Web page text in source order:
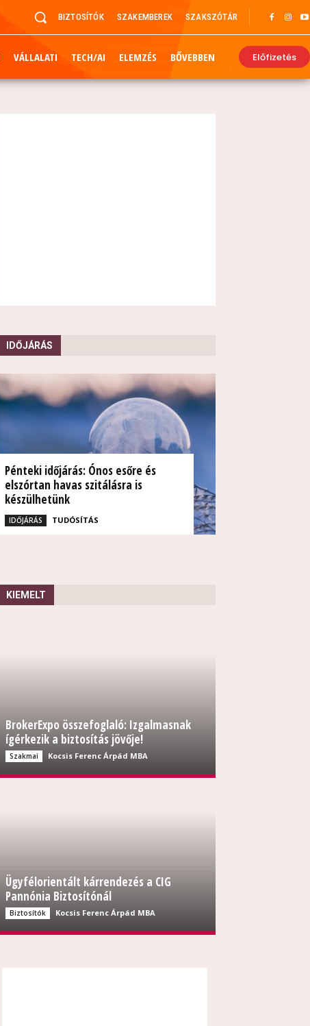
BIZTOSÍTÓK SZAKEMBEREK SZAKSZÓTÁR
VÁLLALATI TECH/AI ELEMZÉS BŐVEBBEN Előfizetés
IDŐJÁRÁS
Pénteki időjárás: Ónos esőre és
elszórtan havas szitálásra is
készülhetünk
IDŐJÁRÁS TUDÓSÍTÁS
KIEMELT
BrokerExpo összefoglaló: Izgalmasnak
ígérkezik a biztosítás jövője!
Szakmai Kocsis Ferenc Árpád MBA
Ügyfélorientált kárrendezés a CIG
Pannónia Biztosítónál
Biztosítók Kocsis Ferenc Árpád MBA